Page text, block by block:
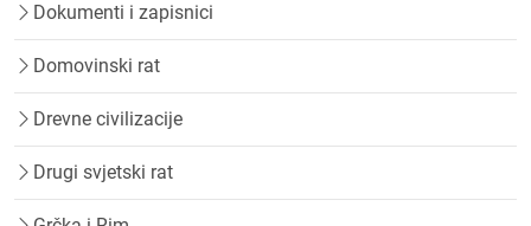
Dokumenti i zapisnici
Domovinski rat
Drevne civilizacije
Drugi svjetski rat